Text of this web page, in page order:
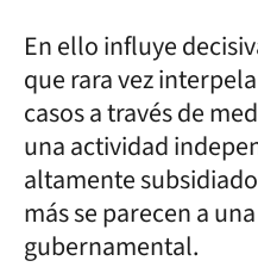
En ello influye
que rara vez
casos a través de
una actividad
altamente
más se parecen a
gubernamental.